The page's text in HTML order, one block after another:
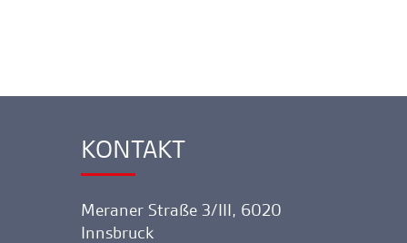
Ankerlink
KONTAKT
Meraner Straße 3/III, 6020
Innsbruck